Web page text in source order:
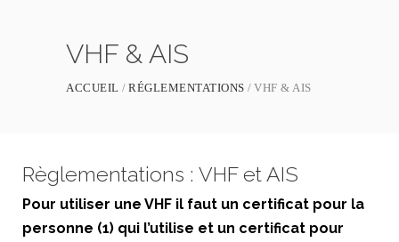
VHF & AIS
ACCUEIL RÉGLEMENTATIONS VHF & AIS
Règlementations : VHF et AIS
Pour utiliser une VHF il faut un certificat pour la
personne (1) qui l’utilise et un certificat pour